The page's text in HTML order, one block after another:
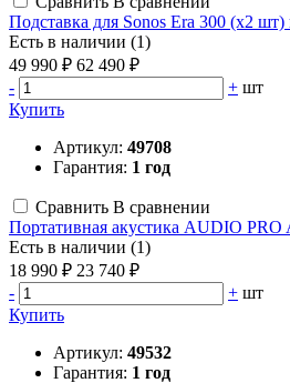
Подставка для Sonos Era 300 (х2
Есть в наличии (1)
49 990 ₽ 62 490 ₽
-
+ шт
Купить
Артикул: 49708
Гарантия: 1 год
Сравнить В сравнении
Портативная акустика AUDIO PRO
Есть в наличии (1)
18 990 ₽ 23 740 ₽
-
+ шт
Купить
Артикул: 49532
Гарантия: 1 год